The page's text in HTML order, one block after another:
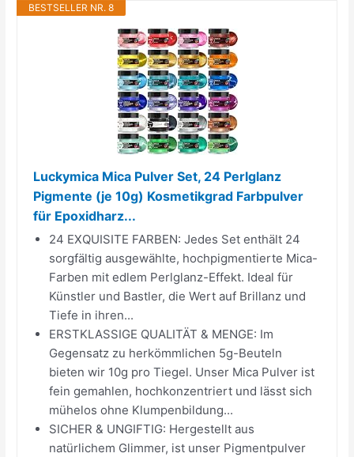
BESTSELLER NR. 8
Luckymica Mica Pulver Set, 24 Perlglanz
Pigmente (je 10g) Kosmetikgrad Farbpulver
für Epoxidharz...
24 EXQUISITE FARBEN: Jedes Set enthält 24
sorgfältig ausgewählte, hochpigmentierte Mica-
Farben mit edlem Perlglanz-Effekt. Ideal für
Künstler und Bastler, die Wert auf Brillanz und
Tiefe in ihren...
ERSTKLASSIGE QUALITÄT & MENGE: Im
Gegensatz zu herkömmlichen 5g-Beuteln
bieten wir 10g pro Tiegel. Unser Mica Pulver ist
fein gemahlen, hochkonzentriert und lässt sich
mühelos ohne Klumpenbildung...
SICHER & UNGIFTIG: Hergestellt aus
natürlichem Glimmer, ist unser Pigmentpulver